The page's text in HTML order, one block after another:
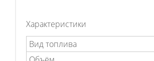
Характеристики
Вид топлива